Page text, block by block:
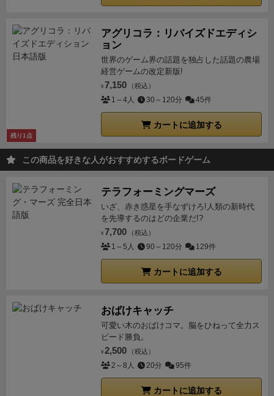
残り1点
アグリコラ：リバイズドエディシ
ョン
世界のゲーム界の話題を独占した話題の農場
経営ゲームの改定新版!
¥ 7,150 （税込）
1～4人 30～120分 45件
カートに追加する
この商品を好きな人がおすすめするボードゲーム
テラフォーミングマーズ
いざ、赤き惑星を手なずけろ!人類の新時代
を先導するのはどの企業だ!?
¥ 7,700 （税込）
1～5人 90～120分 129件
カートに追加する
おばけキャッチ
可愛い木のおばけコマ。脳をひねって全力ス
ピード勝負。
¥ 2,500 （税込）
2～8人 20分 95件
カートに追加する